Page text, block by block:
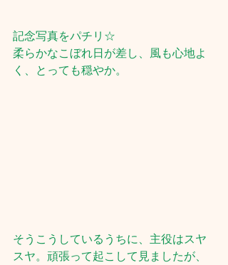
記念写真をパチリ☆
柔らかなこぼれ日が差し、風も心地よ
く、とっても穏やか。
そうこうしているうちに、主役はスヤ
スヤ。頑張って起こして見ましたが、